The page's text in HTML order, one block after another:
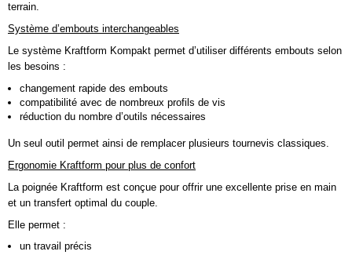
terrain.
Système d’embouts interchangeables
Le système Kraftform Kompakt permet d’utiliser différents embouts selon
les besoins :
changement rapide des embouts
compatibilité avec de nombreux profils de vis
réduction du nombre d’outils nécessaires
Un seul outil permet ainsi de remplacer plusieurs tournevis classiques.
Ergonomie Kraftform pour plus de confort
La poignée Kraftform est conçue pour offrir une excellente prise en main
et un transfert optimal du couple.
Elle permet :
un travail précis